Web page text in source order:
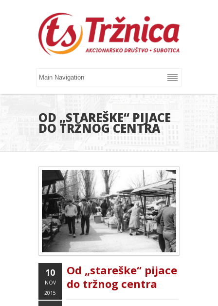
OD „STAREŠKE“ PIJACE
DO TRŽNOG CENTRA
10
NOV
2015
Od „stareške“ pijace
do tržnog centra